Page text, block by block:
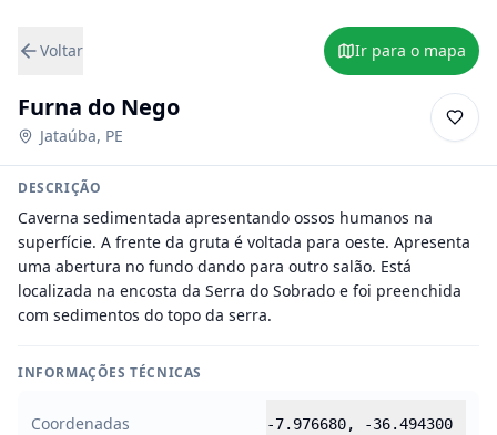
Voltar Ir para o mapa
Furna do Nego
Jataúba, PE
DESCRIÇÃO
Caverna sedimentada apresentando ossos humanos na
superfície. A frente da gruta é voltada para oeste. Apresenta
uma abertura no fundo dando para outro salão. Está
localizada na encosta da Serra do Sobrado e foi preenchida
com sedimentos do topo da serra.
INFORMAÇÕES TÉCNICAS
Coordenadas -7.976680, -36.494300